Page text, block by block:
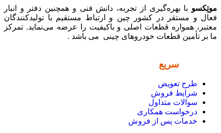
موتِکسو با بهره‌گیری از تجربه، دانش فنی و همچنین دفتر و انبار
فعال و مستقر در کشور چین و ارتباط مستقیم با تولیدکنندگان
معتبر، همواره قطعات اصلی و باکیفیت را عرضه می‌نماید. تمرکز
ما بر تأمین قطعات خودروهای چینی می باشد .
سریع
طرح تعویض
شرایط فروش
سوالات متداول
درخواست همکاری
خدمات پس از فروش